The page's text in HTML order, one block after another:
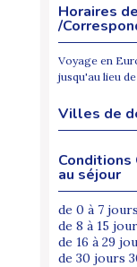
Horaires
/
Voyage en
jusqu'au lieu
Villes de
au séjour
de 0 à 7
de 8 à 15
de 16 à 29
de 30 jours